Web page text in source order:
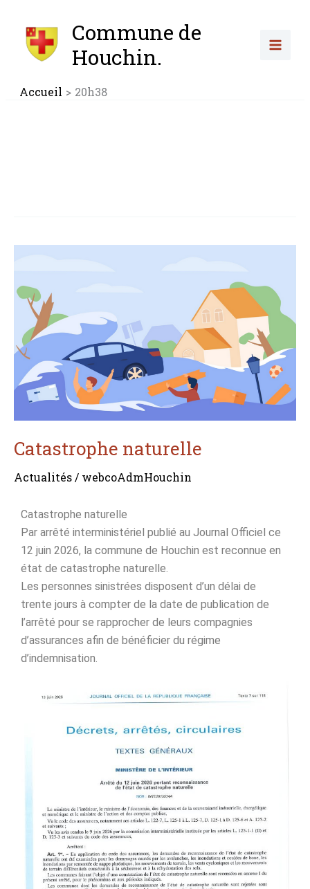
contenu
Commune de
Houchin.
Accueil 20h38
Catastrophe naturelle
Actualités/ webcoAdmHouchin
Catastrophe naturelle
Par arrêté interministériel publié au Journal Officiel ce
12 juin 2026, la commune de Houchin est reconnue en
état de catastrophe naturelle.
Les personnes sinistrées disposent d’un délai de
trente jours à compter de la date de publication de
l’arrêté pour se rapprocher de leurs compagnies
d’assurances afin de bénéficier du régime
d’indemnisation.